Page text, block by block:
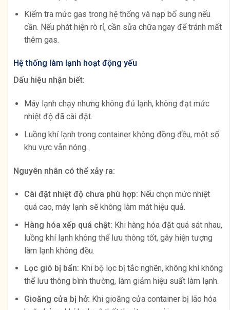
Kiểm tra mức gas trong hệ thống và nạp bổ sung nếu
cần. Nếu phát hiện rò rỉ, cần sửa chữa ngay để tránh mất
thêm gas.
Hệ thống làm lạnh hoạt động yếu
Dấu hiệu nhận biết:
Máy lạnh chạy nhưng không đủ lạnh, không đạt mức
nhiệt độ đã cài đặt.
Luồng khí lạnh trong container không đồng đều, một số
khu vực vẫn nóng.
Nguyên nhân có thể xảy ra:
Cài đặt nhiệt độ chưa phù hợp: Nếu chọn mức nhiệt
quá cao, máy lạnh sẽ không làm mát hiệu quả.
Hàng hóa xếp quá chật: Khi hàng hóa đặt quá sát nhau,
luồng khí lạnh không thể lưu thông tốt, gây hiện tượng
làm lạnh không đều.
Lọc gió bị bẩn: Khi bộ lọc bị tắc nghẽn, không khí không
thể lưu thông bình thường, làm giảm hiệu suất làm lạnh.
Gioăng cửa bị hở: Khi gioăng cửa container bị lão hóa